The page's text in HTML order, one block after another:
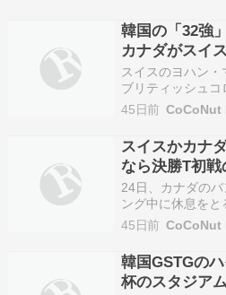
韓国の「32強
カナダがスイ
と激突へ
スイスのヨハン
ブリティッシュコ
れたスイス対カ
で、得点後に喜
カー – 2026 FIFA
45日前 CoCoNut
スイスかカナ
なら決勝T初戦
24日、カナダの
ング中に休息を
連合ニュース 来
和国とのグルー
ーがトーナメント
45日前 CoCoNut
韓国GSTGの
杯のスタジア